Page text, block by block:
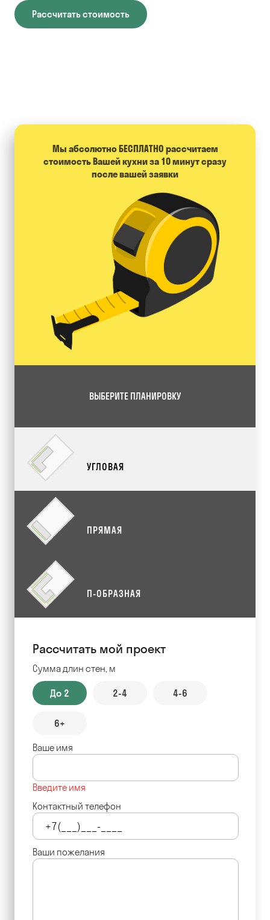
Рассчитать стоимость
Мы абсолютно БЕСПЛАТНО расcчитаем
стоимость Вашей кухни за 10 минут сразу
после вашей заявки
ВЫБЕРИТЕ ПЛАНИРОВКУ
УГЛОВАЯ
ПРЯМАЯ
П-ОБРАЗНАЯ
Рассчитать мой проект
Сумма длин стен, м
До 2 2-4 4-6
6+
Ваше имя
Введите имя
Контактный телефон
Ваши пожелания